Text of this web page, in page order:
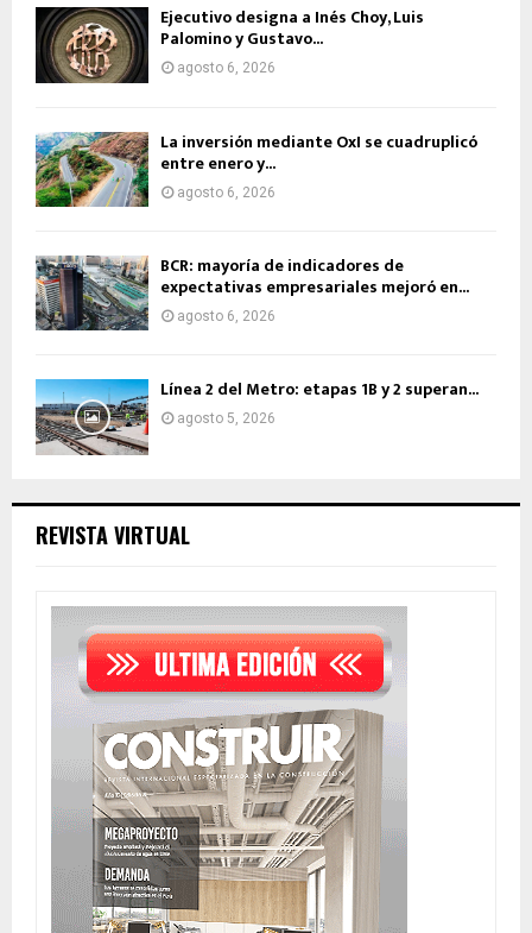
Ejecutivo designa a Inés Choy, Luis
Palomino y Gustavo...
agosto 6, 2026
La inversión mediante OxI se cuadruplicó
entre enero y...
agosto 6, 2026
BCR: mayoría de indicadores de
expectativas empresariales mejoró en...
agosto 6, 2026
Línea 2 del Metro: etapas 1B y 2 superan...
agosto 5, 2026
REVISTA VIRTUAL